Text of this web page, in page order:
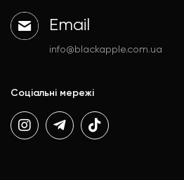
Email
info@blackapple.com.ua
Соціальні мережі